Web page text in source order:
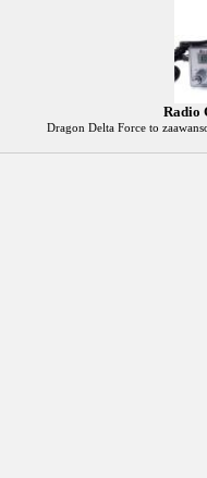
Radio
Dragon Delta Force to